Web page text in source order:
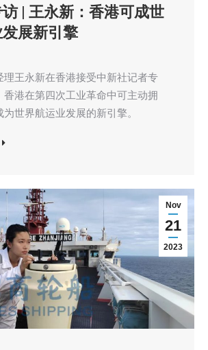
| 王永新：香港可成世
展新引擎
理王永新在香港接受中新社记者专
香港在第四次工业革命中可主动拥
世界航运业发展的新引擎。
Nov
21
2023